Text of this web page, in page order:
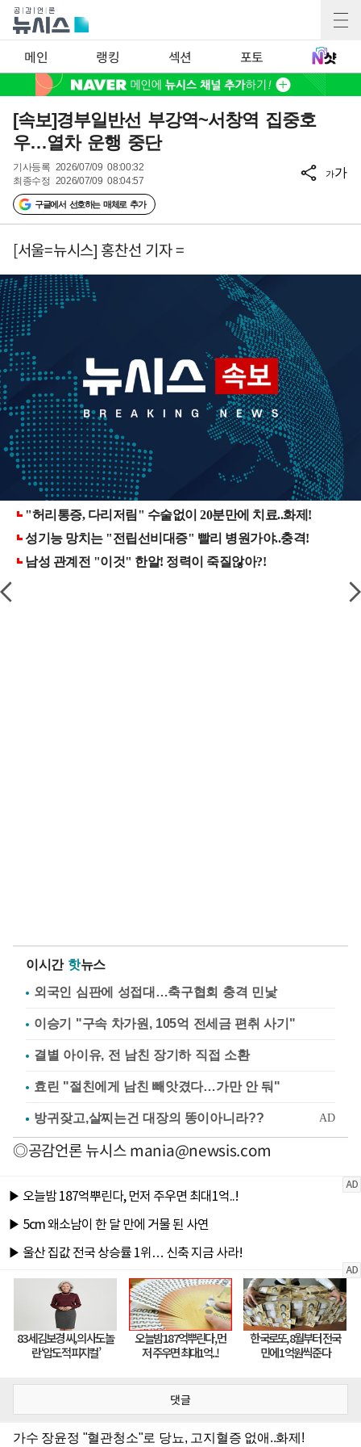
메인 랭킹 섹션 포토
[속보]경부일반선 부강역~서창역 집중호
우…열차 운행 중단
기사등록 2026/07/09 08:00:32
최종수정 2026/07/09 08:04:57
구글에서 선호하는 매체로 추가
가가
[서울=뉴시스] 홍찬선 기자 =
이시간 핫뉴스
외국인 심판에 성접대…축구협회 충격 민낯
이승기 "구속 차가원, 105억 전세금 편취 사기"
결별 아이유, 전 남친 장기하 직접 소환
효린 "절친에게 남친 빼앗겼다…가만 안 둬"
◎공감언론 뉴시스mania@newsis.com
댓글